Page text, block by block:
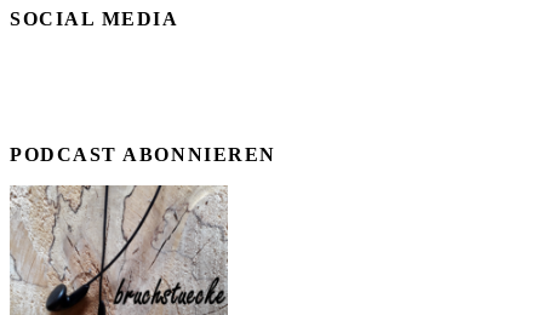
SOCIAL MEDIA
PODCAST ABONNIEREN